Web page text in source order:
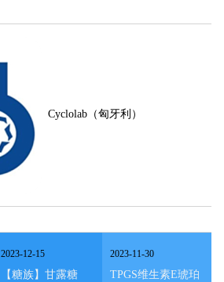
Cyclolab（匈牙利）
【糖族】甘露糖
2023-12-15
TPGS维生素E琥珀
2023-11-30